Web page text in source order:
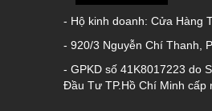
- Hộ kinh doanh: Cửa Hàng
- 920/3 Nguyễn Chí Thanh,
- GPKD số 41K8017223 do
Đầu Tư TP.Hồ Chí Minh cấp